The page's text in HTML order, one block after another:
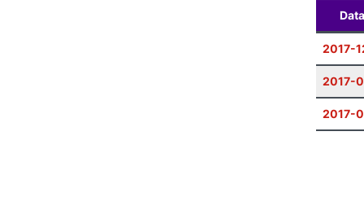
Data
2017-
2017-
2017-